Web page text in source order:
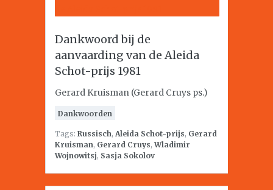
Dankwoord bij de
aanvaarding van de Aleida
Schot-prijs 1981
Gerard Kruisman (Gerard Cruys ps.)
Dankwoorden
Tags: Russisch, Aleida Schot-prijs, Gerard
Kruisman, Gerard Cruys,Wladimir
Wojnowitsj, Sasja Sokolov